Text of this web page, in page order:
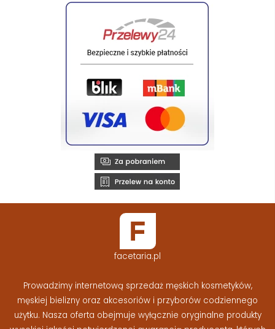
facetaria.pl
Prowadzimy internetową sprzedaż męskich kosmetyków,
męskiej bielizny oraz akcesoriów i przyborów codziennego
użytku. Nasza oferta obejmuje wyłącznie oryginalne produkty